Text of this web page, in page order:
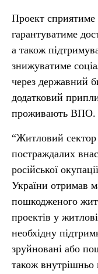
Проект сприятиме
гарантуватиме
а також
знижуватиме
через державний
додатковий
проживають ВПО.
“Житловий сектор
постраждалих
російської
України отримав
пошкодженого
проектів у
необхідну
зруйновані або
також внутрішньо